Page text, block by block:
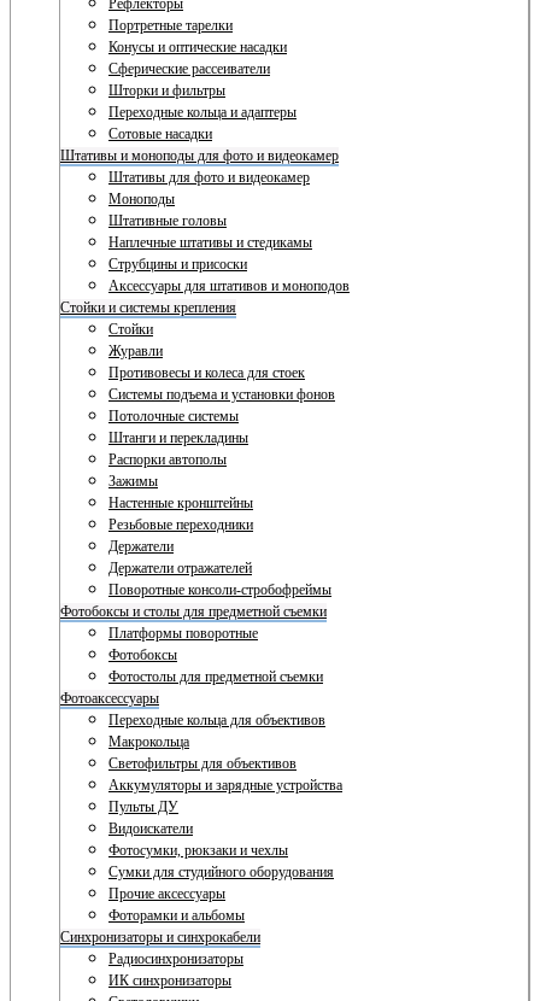
Рефлекторы
Портретные тарелки
Конусы и оптические насадки
Сферические рассеиватели
Шторки и фильтры
Переходные кольца и адаптеры
Сотовые насадки
Штативы и моноподы для фото и видеокамер
Штативы для фото и видеокамер
Моноподы
Штативные головы
Наплечные штативы и стедикамы
Струбцины и присоски
Аксессуары для штативов и моноподов
Стойки и системы крепления
Стойки
Журавли
Противовесы и колеса для стоек
Системы подъема и установки фонов
Потолочные системы
Штанги и перекладины
Распорки автополы
Зажимы
Настенные кронштейны
Резьбовые переходники
Держатели
Держатели отражателей
Поворотные консоли-стробофреймы
Фотобоксы и столы для предметной съемки
Платформы поворотные
Фотобоксы
Фотостолы для предметной съемки
Фотоаксессуары
Переходные кольца для объективов
Макрокольца
Светофильтры для объективов
Аккумуляторы и зарядные устройства
Пульты ДУ
Видоискатели
Фотосумки, рюкзаки и чехлы
Сумки для студийного оборудования
Прочие аксессуары
Фоторамки и альбомы
Синхронизаторы и синхрокабели
Радиосинхронизаторы
ИК синхронизаторы